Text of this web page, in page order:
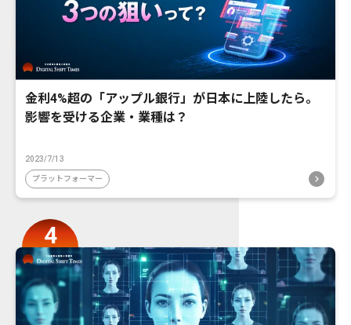
金利4%超の「アップル銀行」が日本に上陸したら。
影響を受ける企業・業種は？
2023/7/13
プラットフォーマー